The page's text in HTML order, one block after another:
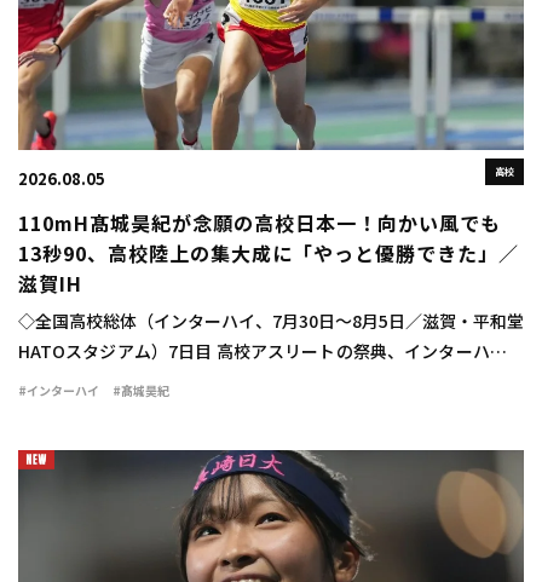
高校
2026.08.05
110mH髙城昊紀が念願の高校日本一！向かい風でも
13秒90、高校陸上の集大成に「やっと優勝できた」／
滋賀IH
◇全国高校総体（インターハイ、7月30日～8月5日／滋賀・平和堂
HATOスタジアム）7日目 高校アスリートの祭典、インターハイの
最終日に男子110mハードル決勝が行われ、髙城昊紀（宮崎西3）
#インターハイ #髙城昊紀